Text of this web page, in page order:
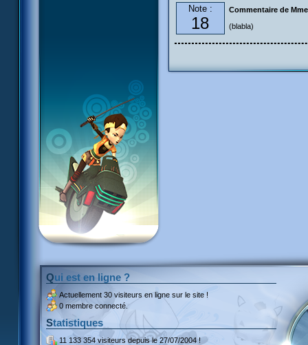
Note :
18
Commentaire de
(blabla)
Qui est en ligne ?
Actuellement 30 visiteurs en ligne sur le site !
0 membre connecté.
Statistiques
11 133 354 visiteursdepuis le 27/07/2004 !